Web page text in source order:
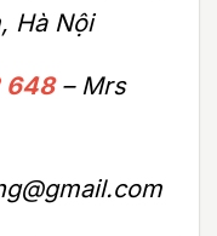
Hà Nội
648– Mrs